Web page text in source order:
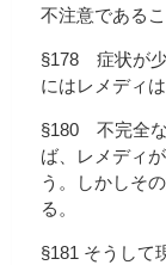
不注意であるこ
§178 症状が
にはレメディ
§180 不完全
ば、レメディ
う。しかしそ
る。
§181 そうして